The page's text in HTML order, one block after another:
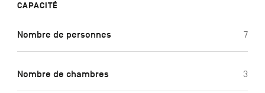
CAPACITÉ
Nombre de personnes 7
Nombre de chambres 3